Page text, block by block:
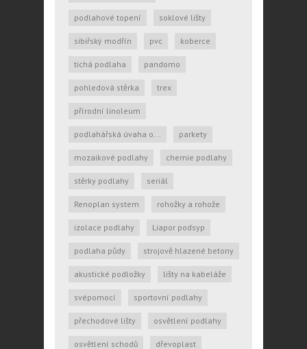
podlahové topení soklové lišty
sibiřský modřín pvc koberce
tichá podlaha pandomo
pohledová stěrka trex
přírodní linoleum
podlahářská úvaha o... parkety
mozaikové podlahy chemie podlahy
stěrky podlahy seriál
Renoplan system rohožky a rohože
izolace podlahy Liapor podsyp
podlaha půdy strojově hlazené betony
akustické podložky lišty na kabeláže
svépomocí sportovní podlahy
přechodové lišty osvětlení podlahy
osvětlení schodů dřevoplast